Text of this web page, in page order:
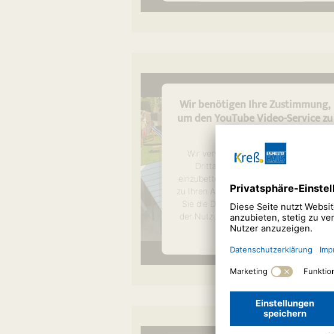
Management Platform
Wir benötigen Ihre Zustimmung,
um den YouTube Video-Service zu
Wir verwenden einen Service eines
Drittanbieters, um Videoinhalte
einzubetten. Dieser Service kann Daten
zu Ihren Aktivitäten sammeln. Bitte lesen
Sie die Details durch und stimmen Sie
der Nutzung des Service zu, um dieses
Video anzusehen.
Akzeptieren
Usercentrics Consent
Management Platform